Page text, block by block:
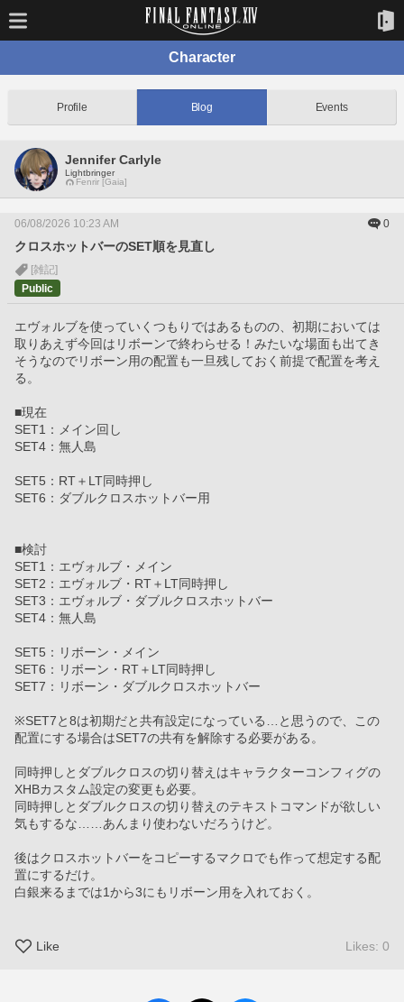
Character
Profile Blog Events
Jennifer Carlyle
Lightbringer
Fenrir [Gaia]
06/08/2026 10:23 AM 0
クロスホットバーのSET順を見直し
[雑記]
Public
エヴォルブを使っていくつもりではあるものの、初期においては
取りあえず今回はリボーンで終わらせる！みたいな場面も出てき
そうなのでリボーン用の配置も一旦残しておく前提で配置を考え
る。
■現在
SET1：メイン回し
SET4：無人島
SET5：RT＋LT同時押し
SET6：ダブルクロスホットバー用
■検討
SET1：エヴォルブ・メイン
SET2：エヴォルブ・RT＋LT同時押し
SET3：エヴォルブ・ダブルクロスホットバー
SET4：無人島
SET5：リボーン・メイン
SET6：リボーン・RT＋LT同時押し
SET7：リボーン・ダブルクロスホットバー
※SET7と8は初期だと共有設定になっている…と思うので、この
配置にする場合はSET7の共有を解除する必要がある。
同時押しとダブルクロスの切り替えはキャラクターコンフィグの
XHBカスタム設定の変更も必要。
同時押しとダブルクロスの切り替えのテキストコマンドが欲しい
気もするな……あんまり使わないだろうけど。
後はクロスホットバーをコピーするマクロでも作って想定する配
置にするだけ。
白銀来るまでは1から3にもリボーン用を入れておく。
Like Likes: 0